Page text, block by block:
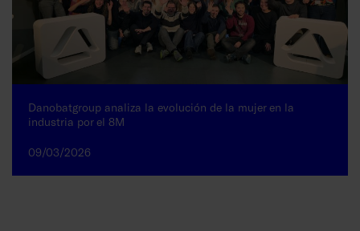
Danobatgroup analiza la evolución de la mujer en la
industria por el 8M
09/03/2026